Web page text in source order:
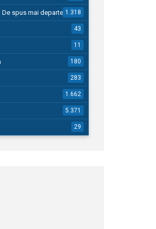
De spus mai departe…1.318
43
11
180
283
1.662
5.371
29